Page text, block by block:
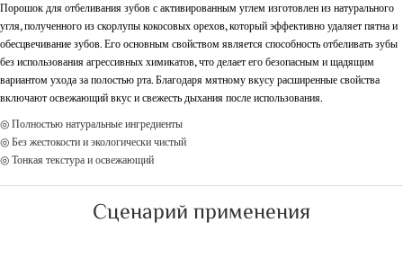
Порошок для отбеливания зубов с активированным углем изготовлен из натурального
угля, полученного из скорлупы кокосовых орехов, который эффективно удаляет пятна и
обесцвечивание зубов. Его основным свойством является способность отбеливать зубы
без использования агрессивных химикатов, что делает его безопасным и щадящим
вариантом ухода за полостью рта. Благодаря мятному вкусу расширенные свойства
включают освежающий вкус и свежесть дыхания после использования.
◎ Полностью натуральные ингредиенты
◎ Без жестокости и экологически чистый
◎ Тонкая текстура и освежающий
Сценарий применения